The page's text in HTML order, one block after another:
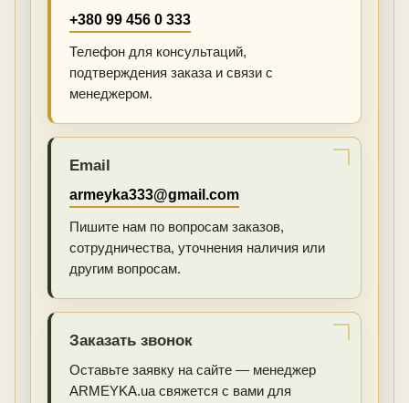
+380 99 456 0 333
Телефон для консультаций,
подтверждения заказа и связи с
менеджером.
Email
armeyka333@gmail.com
Пишите нам по вопросам заказов,
сотрудничества, уточнения наличия или
другим вопросам.
Заказать звонок
Оставьте заявку на сайте — менеджер
ARMEYKA.ua свяжется с вами для